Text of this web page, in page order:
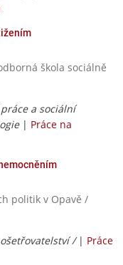
škola sociálně
a sociální
| Práce na
politik v Opavě /
/ | Práce